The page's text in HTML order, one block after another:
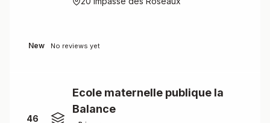
New No reviews yet
46
Ecole maternelle publique la
Balance